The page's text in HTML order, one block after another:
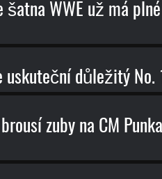
WWE už má
uskuteční důležitý
zuby na CM